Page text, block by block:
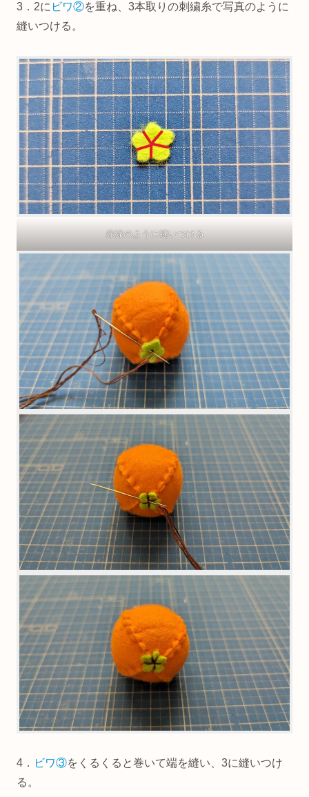
3．2に ビワ②を重ね、3本取りの刺繍糸で写真のように
縫いつける。
赤線のように縫いつける
4． ビワ③をくるくると巻いて端を縫い、3に縫いつけ
る。